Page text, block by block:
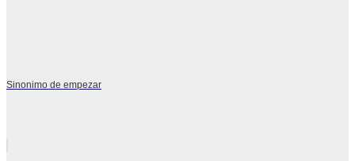
Sinonimo de empezar